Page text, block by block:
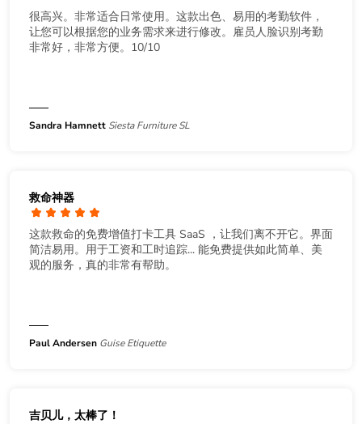
很高兴。非常适合日常使用。这款出色、易用的考勤软件，
让您可以根据您的业务需求来进行修改。雇员人脸识别考勤
非常好，非常方便。10/10
Sandra Hamnett Siesta Furniture SL
救命神器
这款救命的免费增值打卡工具 SaaS ，让我们离不开它。界面
简洁易用。用于工资和工时追踪... 能免费提供如此简单、美
观的服务，真的非常有帮助。
Paul Andersen Guise Etiquette
吉贝儿，太棒了！